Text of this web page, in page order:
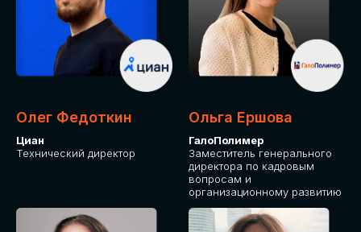
Олег Федоткин
Циан
Технический директор
Ольга Ершова
ГалоПолимер
Заместитель генерального
директора по кадровым
вопросам и
организационному развитию